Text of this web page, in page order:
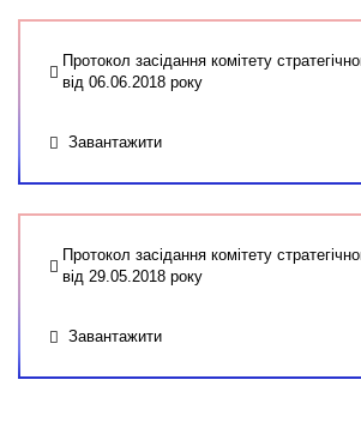
Протокол засідання комітету
від 06.06.2018 року
Завантажити
Протокол засідання комітету
від 29.05.2018 року
Завантажити